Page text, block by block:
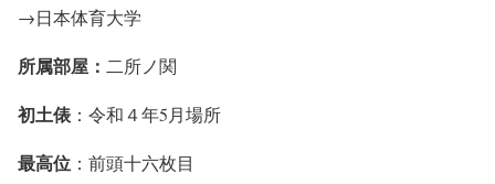
→日本体育大学
所属部屋： 二所ノ関
初土俵 ：令和４年5月場所
最高位 ：前頭十六枚目